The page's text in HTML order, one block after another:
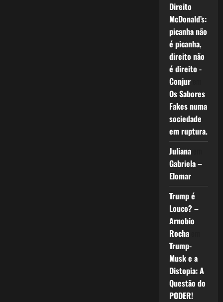
Direito
McDonald’s:
picanha não
é picanha,
direito não
é direito -
Conjurem
Os Sabores
Fakes numa
sociedade
em ruptura.
Julianaem
Gabriela –
Elomar
Trump é
Louco? –
Arnobio
Rochaem
Trump-
Musk e a
Distopia: A
Questão do
PODER!